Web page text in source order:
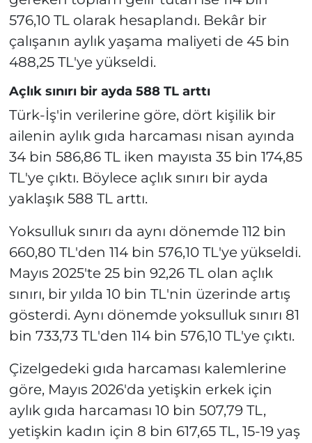
576,10 TL olarak hesaplandı. Bekâr bir
çalışanın aylık yaşama maliyeti de 45 bin
488,25 TL'ye yükseldi.
Açlık sınırı bir ayda 588 TL arttı
Türk-İş'in verilerine göre, dört kişilik bir
ailenin aylık gıda harcaması nisan ayında
34 bin 586,86 TL iken mayısta 35 bin 174,85
TL'ye çıktı. Böylece açlık sınırı bir ayda
yaklaşık 588 TL arttı.
Yoksulluk sınırı da aynı dönemde 112 bin
660,80 TL'den 114 bin 576,10 TL'ye yükseldi.
Mayıs 2025'te 25 bin 92,26 TL olan açlık
sınırı, bir yılda 10 bin TL'nin üzerinde artış
gösterdi. Aynı dönemde yoksulluk sınırı 81
bin 733,73 TL'den 114 bin 576,10 TL'ye çıktı.
Çizelgedeki gıda harcaması kalemlerine
göre, Mayıs 2026'da yetişkin erkek için
aylık gıda harcaması 10 bin 507,79 TL,
yetişkin kadın için 8 bin 617,65 TL, 15-19 yaş